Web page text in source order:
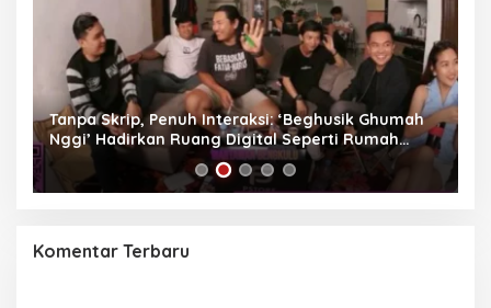
Tanpa Skrip, Penuh Interaksi: ‘Beghusik Ghumah
Nggi’ Hadirkan Ruang Digital Seperti Rumah
Sendiri
Komentar Terbaru